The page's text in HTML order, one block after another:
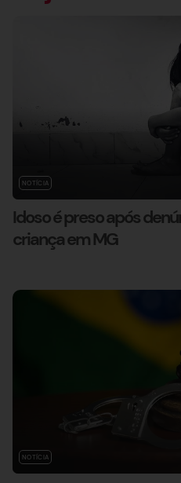
NOTÍCIA
Idoso é preso após
criança em MG
NOTÍCIA